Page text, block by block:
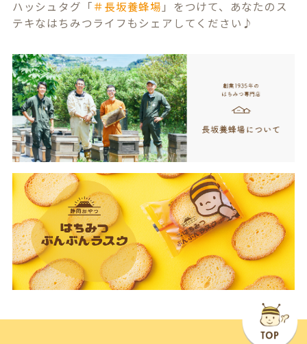
ハッシュタグ「＃長坂養蜂場 」をつけて、あなたのス
テキなはちみつライフもシェアしてください♪